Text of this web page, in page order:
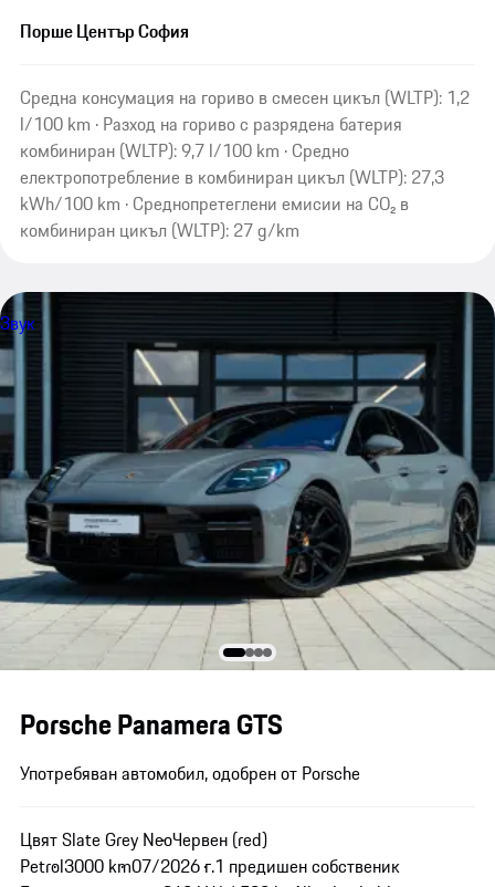
Порше Център София
Средна консумация на гориво в смесен цикъл (WLTP): 1,2
l/100 km · Разход на гориво с разрядена батерия
комбиниран (WLTP): 9,7 l/100 km · Средно
електропотребление в комбиниран цикъл (WLTP): 27,3
kWh/100 km · Среднопретеглени емисии на CO₂ в
комбиниран цикъл (WLTP): 27 g/km
Звук
Porsche Panamera GTS
Употребяван автомобил, одобрен от Porsche
Цвят Slate Grey NeoЧервен (red)
Petrol3000 km07/2026 г.1 предишен собственик